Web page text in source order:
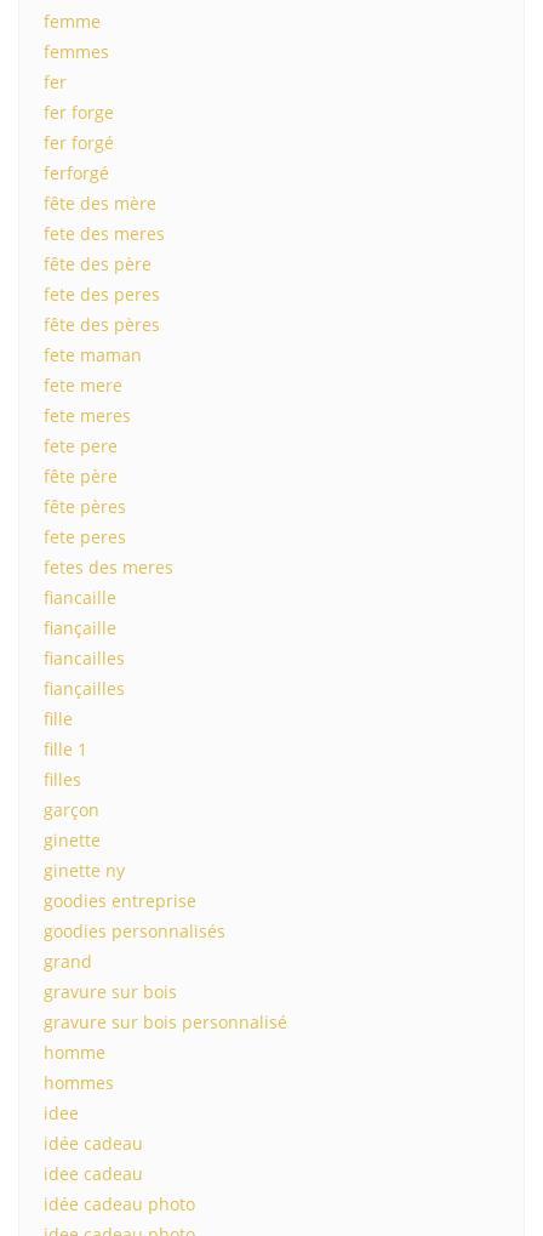
femme
femmes
fer
fer forge
fer forgé
ferforgé
fête des mère
fete des meres
fête des père
fete des peres
fête des pères
fete maman
fete mere
fete meres
fete pere
fête père
fête pères
fete peres
fetes des meres
fiancaille
fiançaille
fiancailles
fiançailles
fille
fille 1
filles
garçon
ginette
ginette ny
goodies entreprise
goodies personnalisés
grand
gravure sur bois
gravure sur bois personnalisé
homme
hommes
idee
idée cadeau
idee cadeau
idée cadeau photo